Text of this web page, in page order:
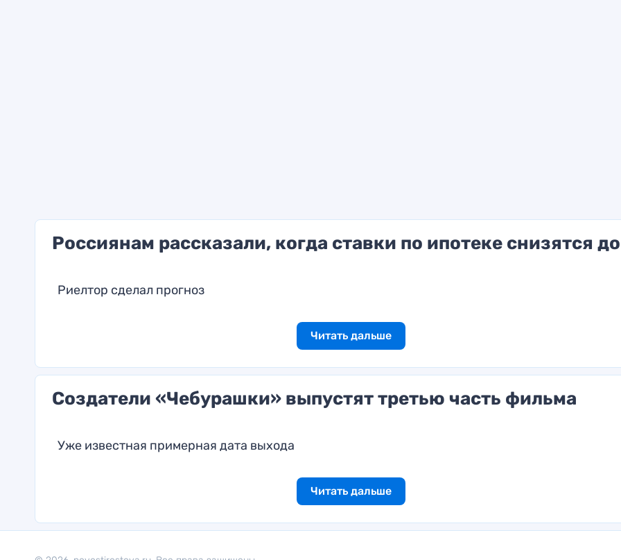
Россиянам рассказали, когда ставки по ипотеке снизятся
Риелтор сделал прогноз
Читать дальше
Создатели «Чебурашки» выпустят третью часть фильма
Уже известная примерная дата выхода
Читать дальше